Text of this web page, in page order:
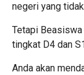
negeri yang
Tetapi
tingkat D4 dan
Anda akan